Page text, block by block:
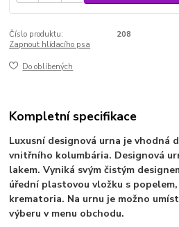
Číslo produktu:
208
Zapnout hlídacího psa
Do oblíbených
Kompletní specifikace
Luxusní designová urna je vhodná
vnitřního kolumbária. Designová
lakem. Vyniká svým čistým
úřední plastovou vložku s
krematoria. Na urnu je možno
výberu v menu obchodu.